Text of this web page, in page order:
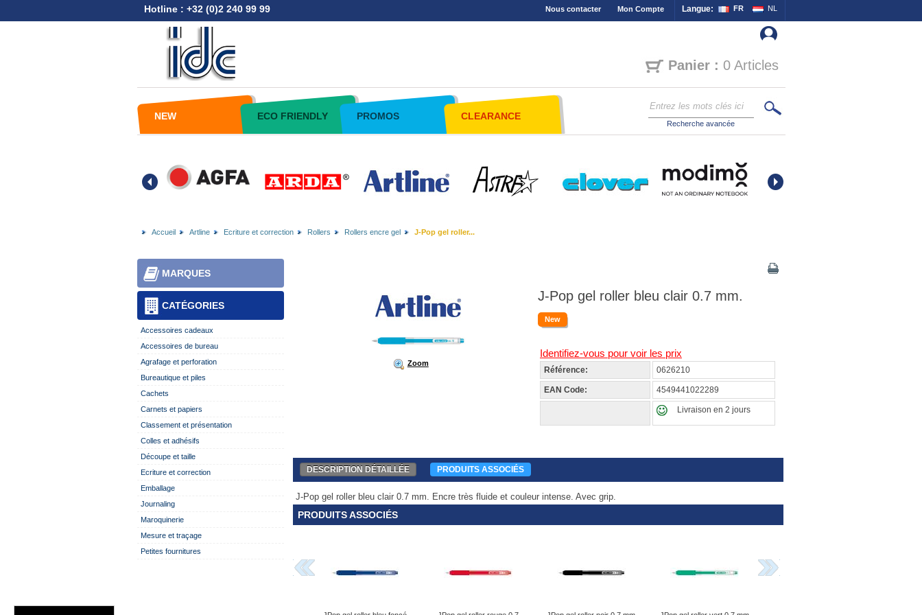
Hotline : +32 (0)2 240 99 99 Langue: FR NL
Nous contacter Mon Compte
Panier : 0 Articles
NEW ECO FRIENDLY PROMOS CLEARANCE
Recherche avancée
Accueil Artline Ecriture et correction Rollers Rollers encre gel J-Pop gel roller...
CATÉGORIES
MARQUES
Accessoires cadeaux
Accessoires de bureau
Agrafage et perforation
Bureautique et piles
Cachets
Carnets et papiers
Classement et présentation
Colles et adhésifs
Découpe et taille
Ecriture et correction
Emballage
Journaling
Maroquinerie
Mesure et traçage
Petites fournitures
Zoom
J-Pop gel roller bleu clair 0.7 mm.
New
Identifiez-vous pour voir les prix
Référence: 0626210
EAN Code: 4549441022289
Livraison en 2 jours
DESCRIPTION DÉTAILLÉE PRODUITS ASSOCIÉS
J-Pop gel roller bleu clair 0.7 mm. Encre très fluide et couleur intense. Avec grip.
PRODUITS ASSOCIÉS